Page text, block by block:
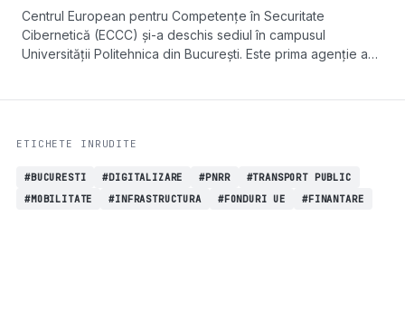
Centrul European pentru Competențe în Securitate
Cibernetică (ECCC) și-a deschis sediul în campusul
Universității Politehnica din București. Este prima agenție a
ETICHETE INRUDITE
#BUCURESTI #DIGITALIZARE #PNRR
#TRANSPORT PUBLIC
#MOBILITATE
#INFRASTRUCTURA #FONDURI UE #FINANTARE